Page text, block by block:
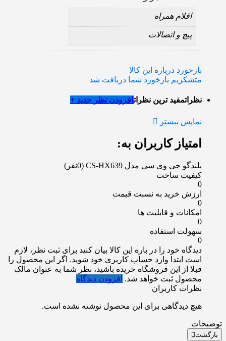
اقلام همراه
پیچ و اتصالات
بازخورد درباره این کالا
متشکریم بازخورد شما دریافت شد
نظراتمفید ترین نظراتافزودن نظر جدید +
نمایش بیشتر
امتیاز کاربران به:
بلندگو جی وی سی مدل CS-HX639
(0نفر)
کیفیت ساخت
0
ارزش خرید به نسبت قیمت
0
امکانات و قابلیت ها
0
سهولت استفاده
0
دیدگاه خود را در باره این کالا بیان کنید برای ثبت نظر، لازم
است ابتدا وارد حساب کاربری خود شوید. اگر این محصول را
قبلا از این فروشگاه خریده باشید، نظر شما به عنوان مالک
محصول ثبت خواهد شد. افزودن دیدگاه
نظرات کاربران
هیچ دیدگاهی برای این محصول نوشته نشده است.
توضیحات
بازگشت